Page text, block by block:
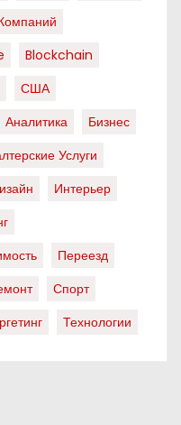
Blockchain
США
Аналитика
Бизнес
Услуги
Интерьер
Переезд
Спорт
Технологии